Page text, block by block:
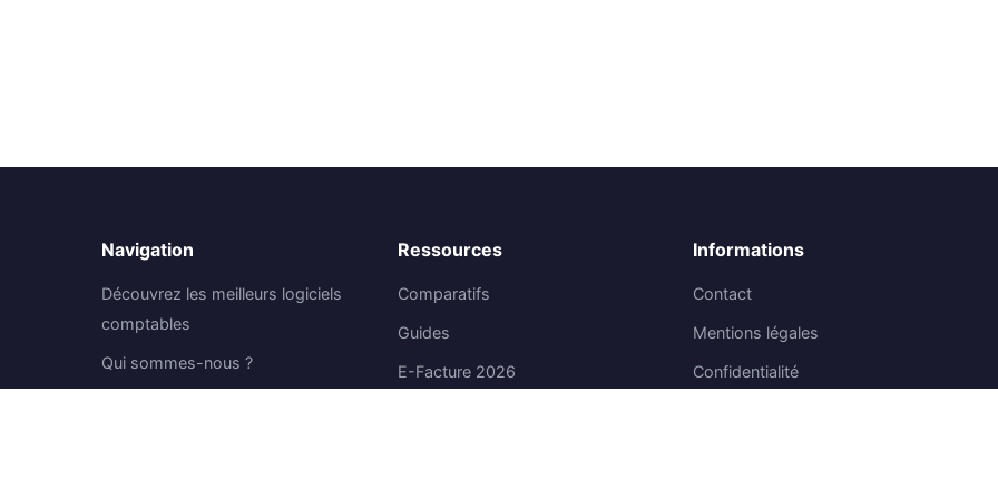
Navigation
Découvrez les meilleurs logiciels
comptables
Qui sommes-nous ?
Ressources
Comparatifs
Guides
E-Facture 2026
Informations
Contact
Mentions légales
Confidentialité